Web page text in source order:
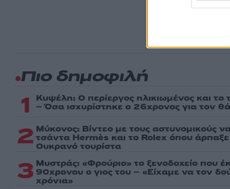
Πιο δημοφιλή
1 Κυψέλη: Ο περίεργος ηλικιωμένος και το
– Όσα ισχυρίστηκε ο 26χρονος για τον
2 Μύκονος: Βίντεο με τους αστυνομικούς
τσάντα Hermès και το Rolex όπου
Ουκρανό τουρίστα
3 Μυστράς: «Φρούριο» το ξενοδοχείο που
90χρονου ο γιος του – «Είχαμε να τον
χρόνια»